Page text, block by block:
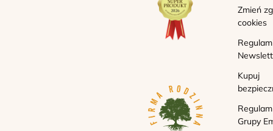
Zmień
cookies
Kupuj
Grupy